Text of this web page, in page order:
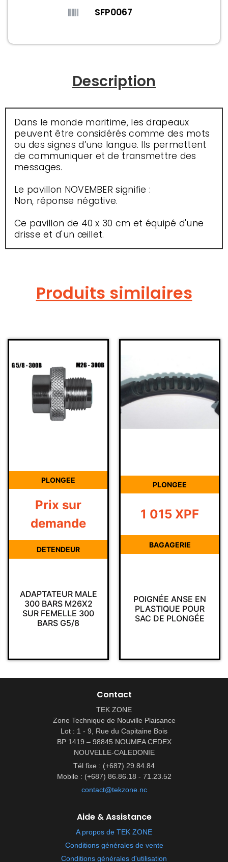
SFP0067
Description
Dans le monde maritime, les drapeaux
peuvent être considérés comme des mots
ou des signes d’une langue. Ils permettent
de communiquer et de transmettre des
messages.
Le pavillon NOVEMBER signifie :
Non, réponse négative.
Ce pavillon de 40 x 30 cm et équipé d'une
drisse et d'un œillet.
Produits similaires
PLONGEE
ADAPTATEUR MALE
300 BARS M26X2
SUR FEMELLE 300
BARS G5/8
Prix sur
demande
DETENDEUR
PLONGEE
POIGNÉE ANSE EN
PLASTIQUE POUR
SAC DE PLONGÉE
1 015 XPF
BAGAGERIE
Contact
TEK ZONE
Zone Technique de Nouville Plaisance
Lot : 1 - 9, Rue du Capitaine Bois
BP 1419 – 98845 NOUMEA CEDEX
NOUVELLE-CALEDONIE
Tél fixe : (+687) 29.84.84
Mobile : (+687) 86.86.18 - 71.23.52
contact@tekzone.nc
Aide & Assistance
A propos de TEK ZONE
Conditions générales de vente
Conditions générales d'utilisation